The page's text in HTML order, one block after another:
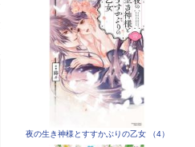
夜の生き神様とすすかぶりの乙女 （4）